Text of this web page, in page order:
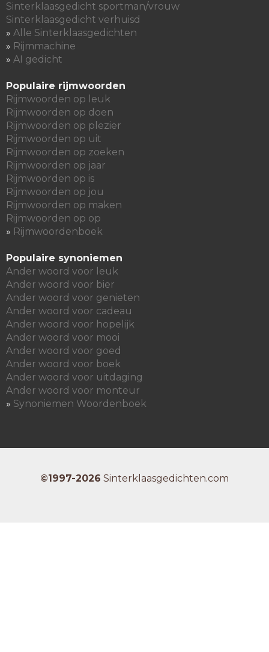
Sinterklaasgedicht sportman/vrouw
Sinterklaasgedicht verhuisd
» Alle Sinterklaasgedichten
» Rijmmachine
» AI gedicht
Populaire rijmwoorden
Rijmwoorden op leuk
Rijmwoorden op doen
Rijmwoorden op plezier
Rijmwoorden op uit
Rijmwoorden op zoeken
Rijmwoorden op jaar
Rijmwoorden op is
Rijmwoorden op jou
Rijmwoorden op maken
Rijmwoorden op op
» Rijmwoordenboek
Populaire synoniemen
Ander woord voor leuk
Ander woord voor bier
Ander woord voor genieten
Ander woord voor cadeau
Ander woord voor hopelijk
Ander woord voor mooi
Ander woord voor goed
Ander woord voor boek
Ander woord voor uitdaging
Ander woord voor monteur
» Synoniemen Woordenboek
©1997-2026 Sinterklaasgedichten.com